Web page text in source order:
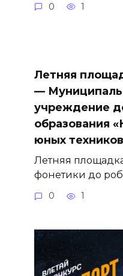
0 1
Летняя
—
учреждение
образования
юных
Летняя
фонетики до
0 1